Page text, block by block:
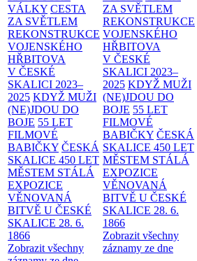
VÁLKY CESTA
ZA SVĚTLEM
REKONSTRUKCE
VOJENSKÉHO
HŘBITOVA
V ČESKÉ
SKALICI 2023–
2025 KDYŽ MUŽI
(NE)JDOU DO
BOJE 55 LET
FILMOVÉ
BABIČKY ČESKÁ
SKALICE 450 LET
MĚSTEM STÁLÁ
EXPOZICE
VĚNOVANÁ
BITVĚ U ČESKÉ
SKALICE 28. 6.
1866
Zobrazit všechny
ZA SVĚTLEM
REKONSTRUKCE
VOJENSKÉHO
HŘBITOVA
V ČESKÉ
SKALICI 2023–
2025 KDYŽ MUŽI
(NE)JDOU DO
BOJE 55 LET
FILMOVÉ
BABIČKY ČESKÁ
SKALICE 450 LET
MĚSTEM STÁLÁ
EXPOZICE
VĚNOVANÁ
BITVĚ U ČESKÉ
SKALICE 28. 6.
1866
Zobrazit všechny
záznamy ze dne